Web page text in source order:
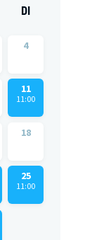
DI
4
11
11:00
18
25
11:00